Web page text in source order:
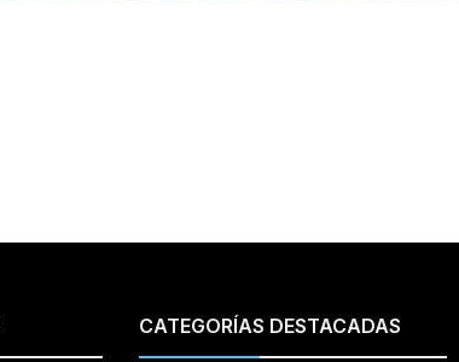
CATEGORÍAS DESTACADAS